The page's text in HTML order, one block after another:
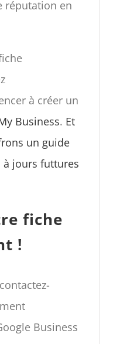
réputation en
à créer un
Business. Et
un guide
à jours futtures
fiche
!
Business